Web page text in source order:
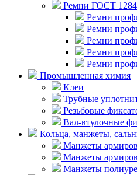
Ремни ГОСТ
Ремни
Ремни
Ремни
Ремни
Ремни
Промышленная химия
Клеи
Трубные
Резьбовые
Вал-втулочные
Кольца, манжеты,
Манжеты
Манжеты
Манжеты